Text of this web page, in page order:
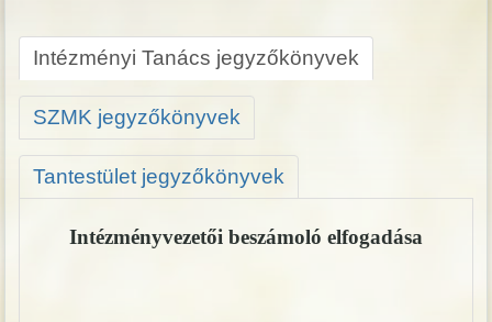
Intézményi Tanács jegyzőkönyvek
SZMK jegyzőkönyvek
Tantestület jegyzőkönyvek
Intézményvezetői beszámoló elfogadása